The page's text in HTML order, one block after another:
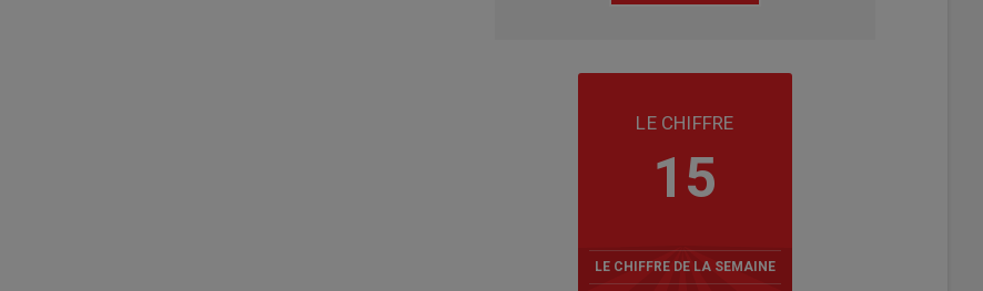
LE CHIFFRE
15
LE CHIFFRE DE LA SEMAINE